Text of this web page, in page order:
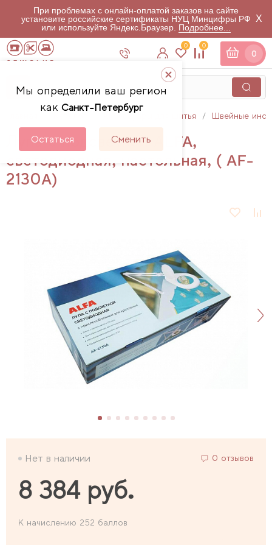
При проблемах с онлайн-оплатой заказов на сайте
установите российские сертификаты НУЦ Минцифры РФ
или используйте Яндекс.Браузер. Подробнее...
X
Мы определили ваш регион
как Санкт-Петербург
Остаться Сменить
0 0
0
Аксессуары для шитья Швейные
Лупа с подсветкой ALFA,
светодиодная, настольная, ( AF-
2130A)
Нет в наличии 0 отзывов
8 384 руб.
К начислению 252 баллов